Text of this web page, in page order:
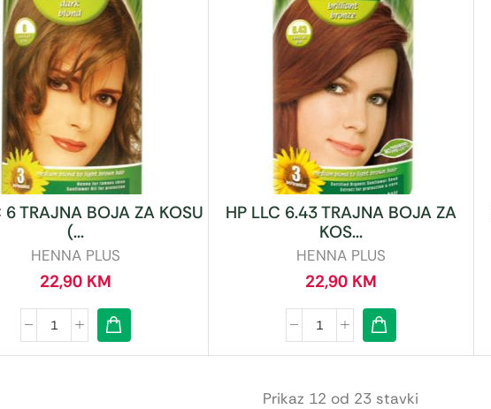
6 TRAJNA BOJA ZA KOSU
(...
HENNA PLUS
22,90 KM
HP LLC 6.43 TRAJNA BOJA ZA
KOS...
HENNA PLUS
22,90 KM
Prikaz 12 od 23 stavki